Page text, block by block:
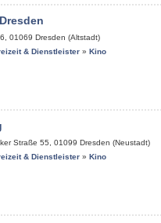
01069 Dresden (Altstadt)
& Dienstleister » Kino
Straße 55 01099 Dresden (Neustadt)
& Dienstleister » Kino